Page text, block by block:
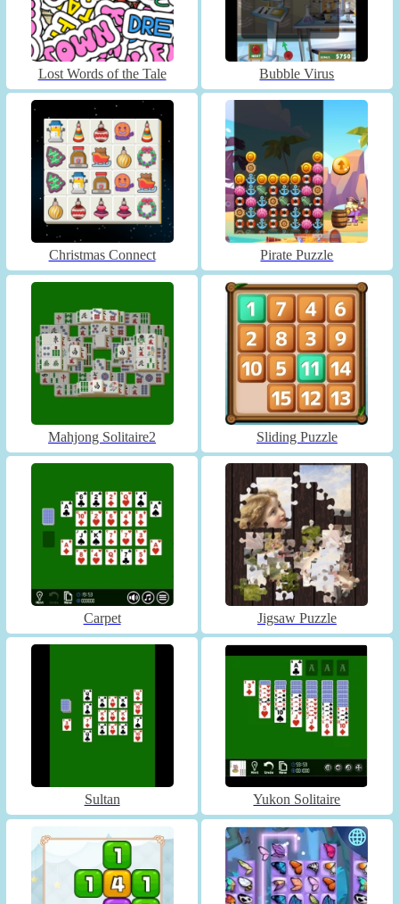
Lost Words of the Tale Bubble Virus
Christmas Connect Pirate Puzzle
Mahjong Solitaire2 Sliding Puzzle
Carpet Jigsaw Puzzle
Sultan Yukon Solitaire